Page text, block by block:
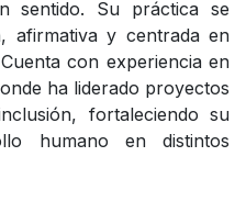
sentido. Su práctica se
afirmativa y centrada en
con experiencia en
ha liderado proyectos
fortaleciendo su
humano en distintos